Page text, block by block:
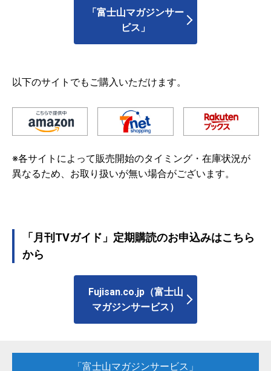
「富士山マガジンサー
ビス」
以下のサイトでもご購入いただけます。
※各サイトによって販売開始のタイミング・在庫状況が
異なるため、お取り扱いが無い場合がございます。
「月刊TVガイド」定期購読のお申込みはこちら
から
Fujisan.co.jp（富士山
マガジンサービス）
「富士山マガジンサービス」